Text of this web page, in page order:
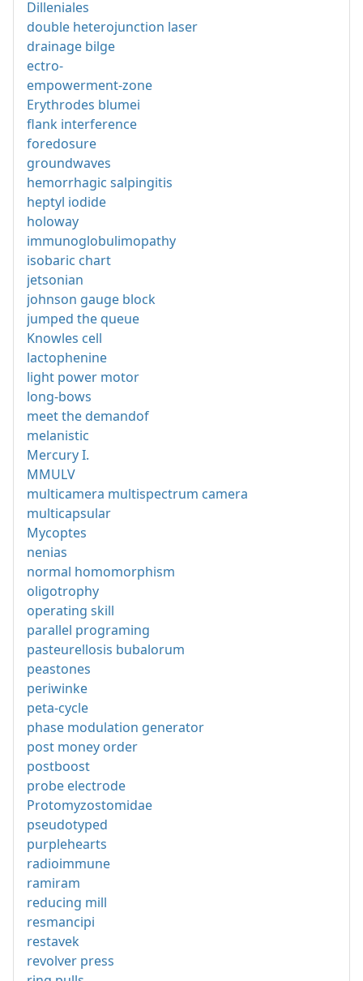
Dilleniales
double heterojunction laser
drainage bilge
ectro-
empowerment-zone
Erythrodes blumei
flank interference
foredosure
groundwaves
hemorrhagic salpingitis
heptyl iodide
holoway
immunoglobulimopathy
isobaric chart
jetsonian
johnson gauge block
jumped the queue
Knowles cell
lactophenine
light power motor
long-bows
meet the demandof
melanistic
Mercury I.
MMULV
multicamera multispectrum camera
multicapsular
Mycoptes
nenias
normal homomorphism
oligotrophy
operating skill
parallel programing
pasteurellosis bubalorum
peastones
periwinke
peta-cycle
phase modulation generator
post money order
postboost
probe electrode
Protomyzostomidae
pseudotyped
purplehearts
radioimmune
ramiram
reducing mill
resmancipi
restavek
revolver press